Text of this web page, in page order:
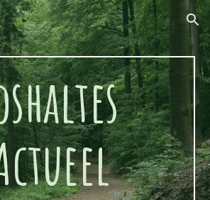
Skip to navigation